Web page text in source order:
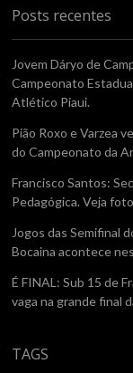
Posts recentes
Jovem Dáryo de
Campeonato
Atlético Piaui.
Pião Roxo e Varzea
do Campeonato da
Francisco Santos:
Pedagógica. Veja
Jogos das Semifinal
Bocaina acontece
É FINAL: Sub 15 de
vaga na grande final
TAGS